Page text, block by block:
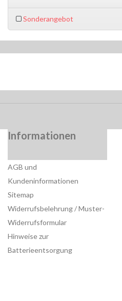
Sonderangebot
Informationen
AGB und
Kundeninformationen
Sitemap
Widerrufsbelehrung / Muster-
Widerrufsformular
Hinweise zur
Batterieentsorgung